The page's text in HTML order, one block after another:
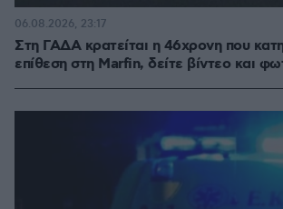
Στη ΓΑΔΑ κρατείται η 46χρονη που
επίθεση στη Marfin, δείτε βίντεο και
06.08.2026, 23:17